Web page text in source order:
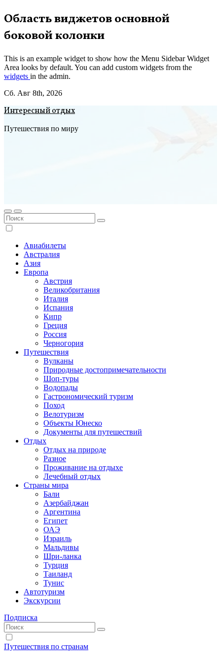
Перейти
к
содержимому
Область виджетов основной
боковой колонки
This is an example widget to show how the Menu Sidebar Widget
Area looks by default. You can add custom widgets from the
widgets in the admin.
Сб. Авг 8th, 2026
Интересный отдых
Путешествия по миру
Авиабилеты
Австралия
Азия
Европа
Австрия
Великобритания
Италия
Испания
Кипр
Греция
Россия
Черногория
Путешествия
Вулканы
Природные достопримечательности
Шоп-туры
Водопады
Гастрономический туризм
Поход
Велотуризм
Объекты Юнеско
Документы для путешествий
Отдых
Отдых на природе
Разное
Проживание на отдыхе
Лечебный отдых
Страны мира
Бали
Азербайджан
Аргентина
Египет
ОАЭ
Израиль
Мальдивы
Шри-ланка
Турция
Таиланд
Тунис
Автотуризм
Экскурсии
Подписка
Путешествия по странам